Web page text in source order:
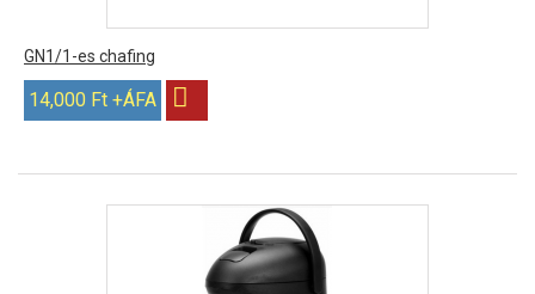
GN1/1-es chafing
14,000 Ft +ÁFA